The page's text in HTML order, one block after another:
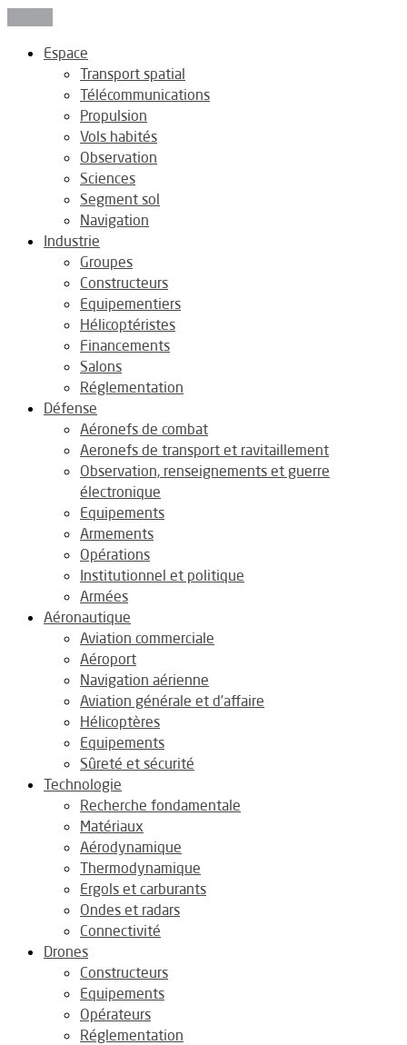
Espace
Transport spatial
Télécommunications
Propulsion
Vols habités
Observation
Sciences
Segment sol
Navigation
Industrie
Groupes
Constructeurs
Equipementiers
Hélicoptéristes
Financements
Salons
Réglementation
Défense
Aéronefs de combat
Aeronefs de transport et ravitaillement
Observation, renseignements et guerre
électronique
Equipements
Armements
Opérations
Institutionnel et politique
Armées
Aéronautique
Aviation commerciale
Aéroport
Navigation aérienne
Aviation générale et d’affaire
Hélicoptères
Equipements
Sûreté et sécurité
Technologie
Recherche fondamentale
Matériaux
Aérodynamique
Thermodynamique
Ergols et carburants
Ondes et radars
Connectivité
Drones
Constructeurs
Equipements
Opérateurs
Réglementation